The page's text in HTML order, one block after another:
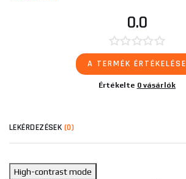
0.0
A TERMÉK ÉRTÉKELÉSE
Értékelte 0 vásárlók
LEKÉRDEZÉSEK (0)
High-contrast mode